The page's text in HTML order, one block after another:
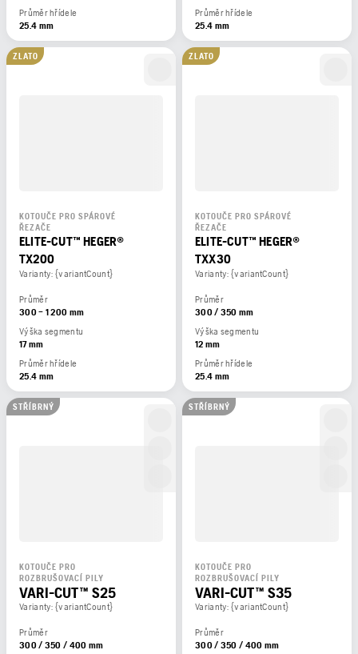
Průměr hřídele
25.4 mm
Průměr hřídele
25.4 mm
ZLATO
KOTOUČE PRO SPÁROVÉ
ŘEZAČE
ELITE-CUT™ HEGER®
TX200
Varianty: {variantCount}
Průměr
300 – 1 200 mm
Výška segmentu
17 mm
Průměr hřídele
25.4 mm
ZLATO
KOTOUČE PRO SPÁROVÉ
ŘEZAČE
ELITE-CUT™ HEGER®
TXX30
Varianty: {variantCount}
Průměr
300 / 350 mm
Výška segmentu
12 mm
Průměr hřídele
25.4 mm
STŘÍBRNÝ
KOTOUČE PRO
ROZBRUŠOVACÍ PILY
VARI-CUT™ S25
Varianty: {variantCount}
Průměr
300 / 350 / 400 mm
STŘÍBRNÝ
KOTOUČE PRO
ROZBRUŠOVACÍ PILY
VARI-CUT™ S35
Varianty: {variantCount}
Průměr
300 / 350 / 400 mm